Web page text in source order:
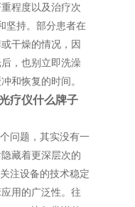
程度以及治疗次
坚持。部分患者在
干燥的情况，因
，也别立即洗澡
和恢复的时间。
疗仪什么牌子
问题，其实没有一
藏着更深层次的
注设备的技术稳定
用的广泛性。往